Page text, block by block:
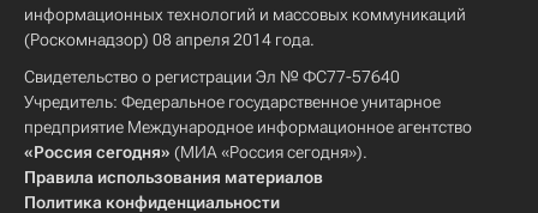
информационных технологий и массовых коммуникаций
(Роскомнадзор) 08 апреля 2014 года.
Свидетельство о регистрации Эл № ФС77-57640
Учредитель: Федеральное государственное унитарное
предприятие Международное информационное агентство
«Россия сегодня» (МИА «Россия сегодня»).
Правила использования материалов
Политика конфиденциальности